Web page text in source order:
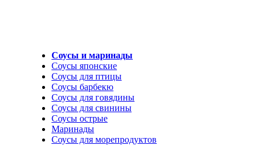
Соусы и маринады
Соусы японские
Соусы для птицы
Соусы барбекю
Соусы для говядины
Соусы для свинины
Соусы острые
Маринады
Соусы для морепродуктов